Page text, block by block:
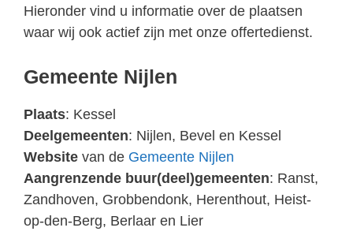
Hieronder vind u informatie over de plaatsen
waar wij ook actief zijn met onze offertedienst.
Gemeente Nijlen
Plaats: Kessel
Deelgemeenten: Nijlen, Bevel en Kessel
Website van de Gemeente Nijlen
Aangrenzende buur(deel)gemeenten: Ranst,
Zandhoven, Grobbendonk, Herenthout, Heist-
op-den-Berg, Berlaar en Lier